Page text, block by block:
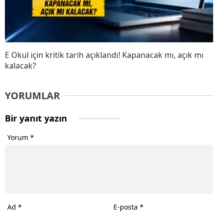
E Okul için kritik tarih açıklandı! Kapanacak mı, açık mı
kalacak?
YORUMLAR
Bir yanıt yazın
Yorum *
Ad * E-posta*